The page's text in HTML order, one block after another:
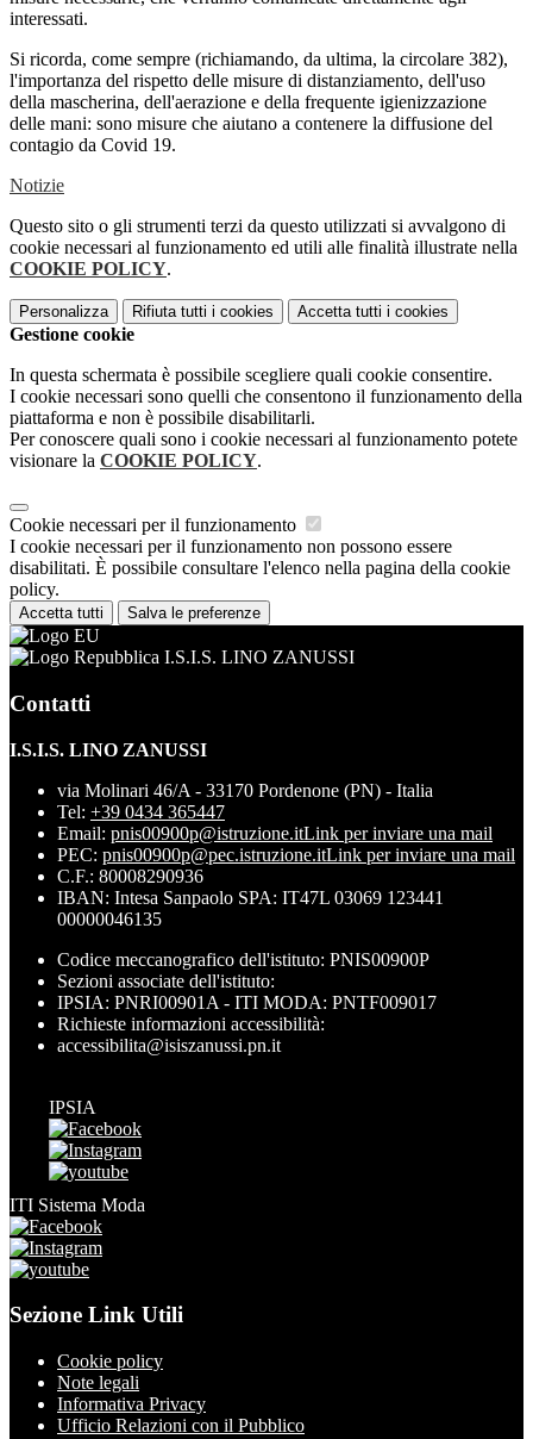
interessati.
Si ricorda, come sempre (richiamando, da ultima, la circolare 382),
l'importanza del rispetto delle misure di distanziamento, dell'uso
della mascherina, dell'aerazione e della frequente igienizzazione
delle mani: sono misure che aiutano a contenere la diffusione del
contagio da Covid 19.
Notizie
Questo sito o gli strumenti terzi da questo utilizzati si avvalgono di
cookie necessari al funzionamento ed utili alle finalità illustrate nella
COOKIE POLICY.
Personalizza Rifiuta tutti i cookies Accetta tutti i cookies
Gestione cookie
In questa schermata è possibile scegliere quali cookie consentire.
I cookie necessari sono quelli che consentono il funzionamento della
piattaforma e non è possibile disabilitarli.
Per conoscere quali sono i cookie necessari al funzionamento potete
visionare la COOKIE POLICY.
Cookie necessari per il funzionamento
I cookie necessari per il funzionamento non possono essere
disabilitati. È possibile consultare l'elenco nella pagina della cookie
policy.
Accetta tutti Salva le preferenze
I.S.I.S. LINO ZANUSSI
Contatti
I.S.I.S. LINO ZANUSSI
via Molinari 46/A - 33170 Pordenone (PN) - Italia
Tel: +39 0434 365447
Email: pnis00900p@istruzione.itLink per inviare una mail
PEC: pnis00900p@pec.istruzione.itLink per inviare una mail
C.F.: 80008290936
IBAN: Intesa Sanpaolo SPA: IT47L 03069 123441
00000046135
Codice meccanografico dell'istituto: PNIS00900P
Sezioni associate dell'istituto:
IPSIA: PNRI00901A - ITI MODA: PNTF009017
Richieste informazioni accessibilità:
accessibilita@isiszanussi.pn.it
IPSIA
ITI Sistema Moda
Sezione Link Utili
Cookie policy
Note legali
Informativa Privacy
Ufficio Relazioni con il Pubblico